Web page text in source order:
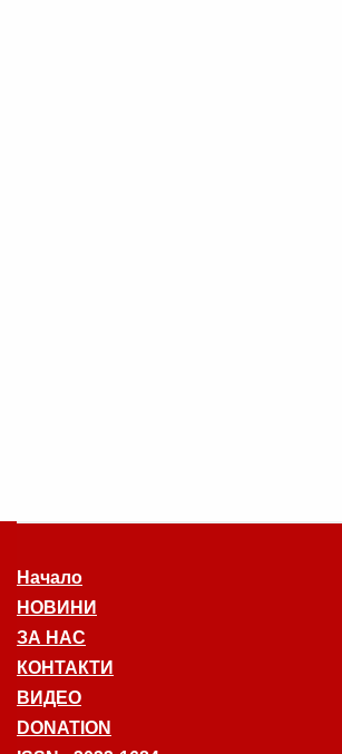
Начало
НОВИНИ
ЗА НАС
КОНТАКТИ
ВИДЕО
DONATION